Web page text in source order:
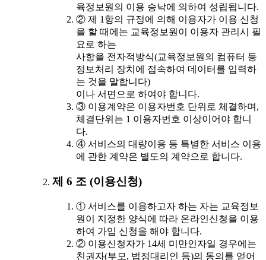
육정보원의 이용 승낙에 의하여 성립됩니다.
② 제 1항의 규정에 의해 이용자가 이용 신청
을 할 때에는 교육정보원이 이용자 관리시 필
요로 하는
사항을 전자적방식(교육정보원의 컴퓨터 등
정보처리 장치에 접속하여 데이터를 입력하
는 것을 말합니다)
이나 서면으로 하여야 합니다.
③ 이용계약은 이용자번호 단위로 체결하며,
체결단위는 1 이용자번호 이상이어야 합니
다.
④ 서비스의 대량이용 등 특별한 서비스 이용
에 관한 계약은 별도의 계약으로 합니다.
제 6 조 (이용신청)
① 서비스를 이용하고자 하는 자는 교육정보
원이 지정한 양식에 따라 온라인신청을 이용
하여 가입 신청을 해야 합니다.
② 이용신청자가 14세 미만인자일 경우에는
친권자(부모, 법정대리인 등)의 동의를 얻어